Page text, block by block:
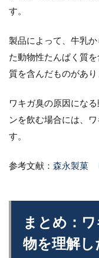
す。
製品によって、牛乳
た動物性たんぱく質
質を含んだものがあり
ワキガ臭の原因にな
ンを飲む場合には、
す。
参考文献： 森永製菓
まとめ：
物を理解し